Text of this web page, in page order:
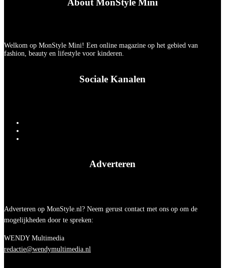
Welkom op MonStyle Mini! Een online magazine op het gebied van
fashion, beauty en lifestyle voor kinderen.
Sociale Kanalen
Adverteren
Adverteren op MonStyle.nl? Neem gerust contact met ons op om de
mogelijkheden door te spreken:
WENDY Multimedia
redactie@wendymultimedia.nl